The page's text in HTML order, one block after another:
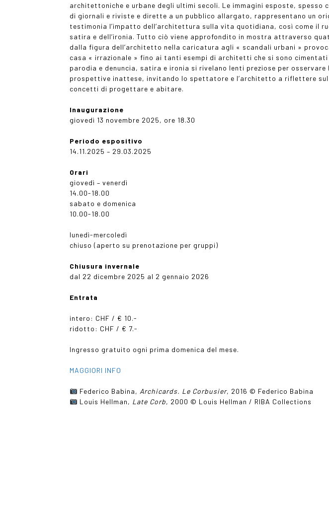
architettoniche e urbane degli ultimi secoli. Le immagini esposte, spesso
di giornali e riviste e dirette a un pubblico allargato, rappresentano un
testimonia l’impatto dell’architettura sulla vita quotidiana, così come il
satira e dell’ironia. Tutto ciò viene approfondito in mostra attraverso
dalla figura dell’architetto nella caricatura agli « scandali urbani »
casa « irrazionale » fino ai tanti esempi di architetti che si sono cimentati
parodia e denuncia, satira e ironia si rivelano lenti preziose per osservare
prospettive inattese, invitando lo spettatore e l’architetto a riflettere
concetti di progettare e abitare.
Inaugurazione
giovedì 13 novembre 2025, ore 18.30
Periodo espositivo
14.11.2025 – 29.03.2025
Orari
giovedì – venerdì
14.00-18.00
sabato e domenica
10.00-18.00
lunedì-mercoledì
chiuso (aperto su prenotazione per gruppi)
Chiusura invernale
dal 22 dicembre 2025 al 2 gennaio 2026
Entrata
intero: CHF / € 10.-
ridotto: CHF / € 7.-
Ingresso gratuito ogni prima domenica del mese.
MAGGIORI INFO
Federico Babina, Archicards. Le Corbusier, 2016 © Federico Babina
Louis Hellman, Late Corb, 2000 © Louis Hellman / RIBA Collections